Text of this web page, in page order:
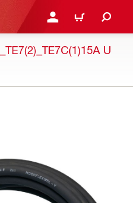
INICIE SESIÓN O
CARRITO
U